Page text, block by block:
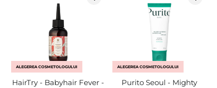
ALEGEREA COSMETOLOGULUI
HairTry - Babyhair Fever -
ALEGEREA COSMETOLOGULUI
Purito Seoul - Mighty